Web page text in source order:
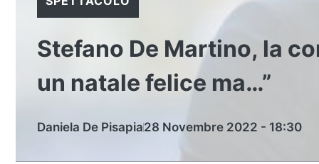
Stefano De Martino, la
un natale felice ma…”
Daniela De Pisapia28 Novembre 2022 - 18:30